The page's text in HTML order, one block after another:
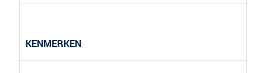
KENMERKEN